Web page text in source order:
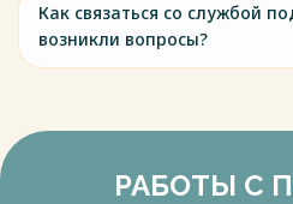
Как связаться со службой
возникли вопросы?
РАБОТЫ С